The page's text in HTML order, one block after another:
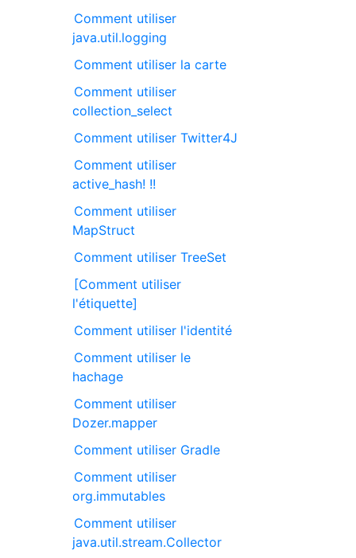
Comment utiliser
java.util.logging
Comment utiliser la carte
Comment utiliser
collection_select
Comment utiliser Twitter4J
Comment utiliser
active_hash! !!
Comment utiliser
MapStruct
Comment utiliser TreeSet
[Comment utiliser
l'étiquette]
Comment utiliser l'identité
Comment utiliser le
hachage
Comment utiliser
Dozer.mapper
Comment utiliser Gradle
Comment utiliser
org.immutables
Comment utiliser
java.util.stream.Collector